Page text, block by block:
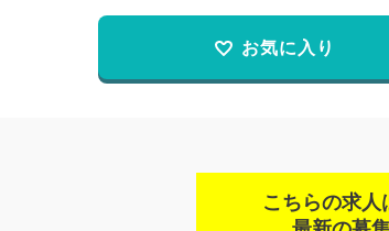
お気に入り
こちらの求人